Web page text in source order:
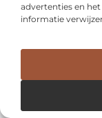
advertenties en
informatie
De
De stad